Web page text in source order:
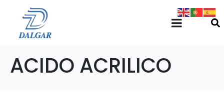
ACIDO ACRILICO